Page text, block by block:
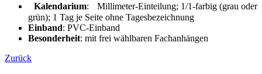
Kalendarium: Millimeter-Einteilung; 1/1-farbig (grau oder
grün); 1 Tag je Seite ohne Tagesbezeichnung
Einband: PVC-Einband
Besonderheit: mit frei wählbaren Fachanhängen
Zurück